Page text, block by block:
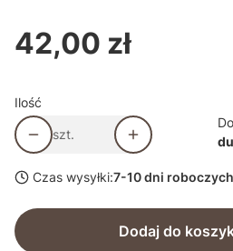
Cena
42,00 zł
Ilość
szt.
Czas wysyłki:7-10 dni roboczych
Dodaj do